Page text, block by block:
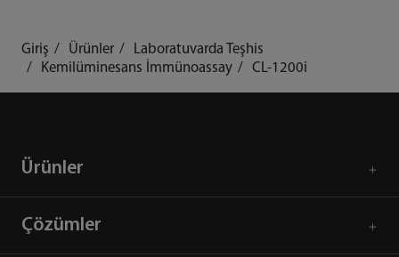
Giriş Ürünler
Laboratuvarda Teşhis
Kemilüminesans İmmünoassay
CL-1200i
Ürünler
Çözümler